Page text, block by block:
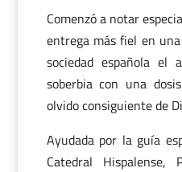
Comenzó a notar
entrega más fiel en
sociedad española el
soberbia con una
olvido consiguiente de
Ayudada por la guía
Catedral Hispalense,